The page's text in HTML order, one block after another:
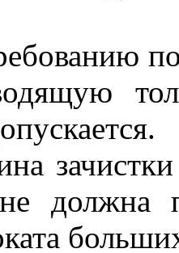
должна